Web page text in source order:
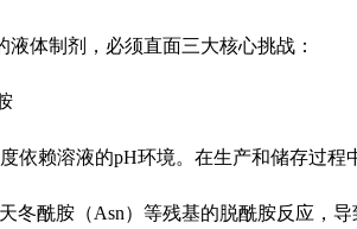
体制剂，必须直面三大核心挑战：
依赖溶液的pH环境。在生产和储存过程
冬酰胺（Asn）等残基的脱酰胺反应，导